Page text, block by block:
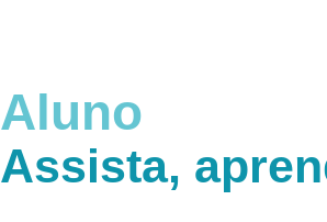
Aluno
Assista,